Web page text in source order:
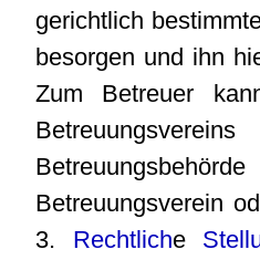
gerichtlich
besorgen und ihn
Zum Betreuer
Betreuungsverein
3. Rechtliche